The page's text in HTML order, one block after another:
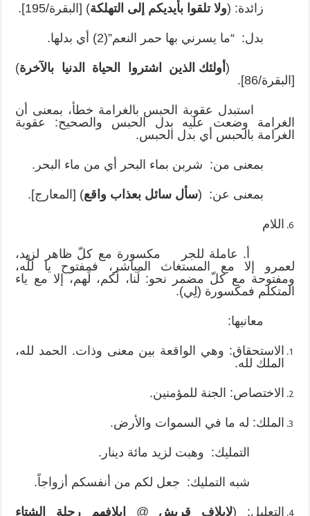
زائدة: (ولا تلقوا بأيديكم إلى التهلكة) [البقرة/195].
بدل: “ما يسرني بها حمر النعم”(2) أي بدلها.
(أولئك الذين اشتروا الحياة الدنيا بالآخرة)
[البقرة/86].
استبدل عقوبة الحبس بالغرامة خطأ، بمعنى أن
الغرامة وضعت عليه بدل الحبس والصحيح: عقوبة
الغرامة بالحبس أي بدل الحبس.
بمعنى من: شربن بماء البحر أي من ماء البحر.
بمعنى عن: (سأل سائل بعذاب واقع) [المعارج].
اللام
أ. عاملة للجر مكسورة مع كلّ ظاهر لزيد،
لعمرو إلا مع المستغاث المباشر، فمفتوح يا لَلَّه،
ومفتوحة مع كلّ مضمر نحو: لَنا، لَكم، لَهم، إلا مع ياء
المتكلم فمكسورة (لِي).
معانيها:
الاستحقاق: وهي الواقعة بين معنى وذات. الحمد لله،
الملك لله.
الاختصاص: الجنة للمؤمنين.
الملك: له ما في السموات والأرض.
التمليك: وهبت لزيد مائة دينار.
شبه التمليك: جعل لكم من أنفسكم أزواجاً.
التعليل: (لإيلاف قريش @ إيلافهم رحلة الشتاء